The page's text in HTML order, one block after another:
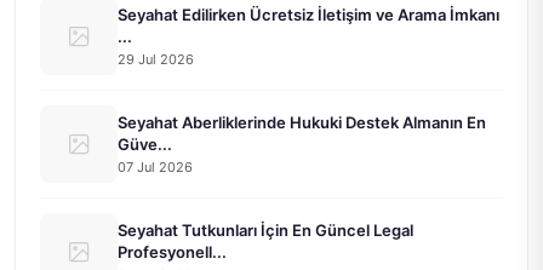
Seyahat Edilirken Ücretsiz İletişim ve Arama İmkanı
...
29 Jul 2026
Seyahat Aberliklerinde Hukuki Destek Almanın En
Güve...
07 Jul 2026
Seyahat Tutkunları İçin En Güncel Legal
Profesyonell...